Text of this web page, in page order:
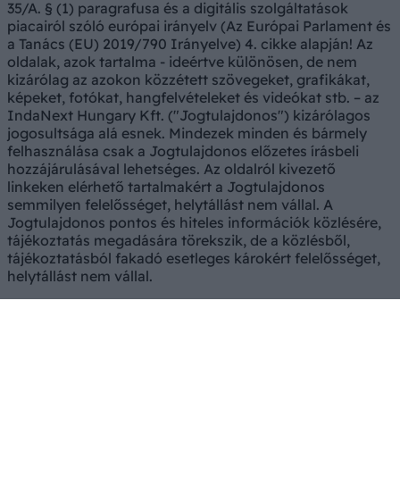
35/A. § (1) paragrafusa és a digitális szolgáltatások
piacairól szóló európai irányelv (Az Európai Parlament és
a Tanács (EU) 2019/790 Irányelve) 4. cikke alapján! Az
oldalak, azok tartalma - ideértve különösen, de nem
kizárólag az azokon közzétett szövegeket, grafikákat,
képeket, fotókat, hangfelvételeket és videókat stb. – az
IndaNext Hungary Kft. ("Jogtulajdonos") kizárólagos
jogosultsága alá esnek. Mindezek minden és bármely
felhasználása csak a Jogtulajdonos előzetes írásbeli
hozzájárulásával lehetséges. Az oldalról kivezető
linkeken elérhető tartalmakért a Jogtulajdonos
semmilyen felelősséget, helytállást nem vállal. A
Jogtulajdonos pontos és hiteles információk közlésére,
tájékoztatás megadására törekszik, de a közlésből,
tájékoztatásból fakadó esetleges károkért felelősséget,
helytállást nem vállal.